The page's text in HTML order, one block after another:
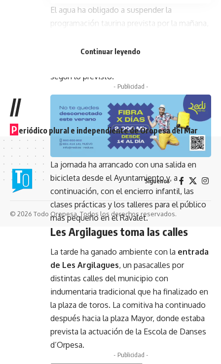
El agua ha obligado a suspender la
programación taurina prevista por la mañana,
festivo con el resto de actividades y con la
según lo previsto.
- Publicidad -
La jornada ha arrancado con una salida en
bicicleta desde el Ayuntamiento y, a
continuación, con el encierro infantil, las
clases prácticas y los talleres para el público
más pequeño en el Ravalet.
Les Argilagues toma las calles
La tarde ha ganado ambiente con la entrada
de Les Argilagues, un pasacalles por
distintas calles del municipio con
indumentaria tradicional que ha finalizado en
la plaza de toros. La comitiva ha continuado
después hacia la plaza Mayor, donde estaba
prevista la actuación de la Escola de Danses
d’Orpesa.
- Publicidad -
Continuar leyendo
//
P eriódico plural e independiente de Oropesa del Mar
Síguenos
© 2026 Todo Oropesa. Todos los derechos reservados.